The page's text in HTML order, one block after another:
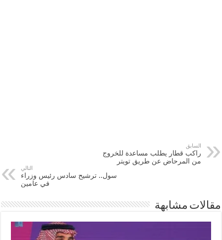
السابق
راكب قطار يطلب مساعدة للخروج
من المرحاض عن طريق تويتر
التالي
سول.. ترشيح سادس رئيس وزراء
في عامين
مقالات مشابهة